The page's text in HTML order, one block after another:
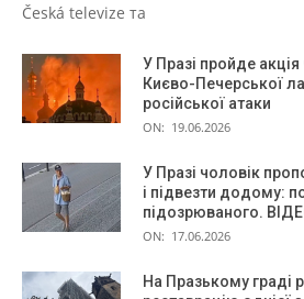
Česká televize та
У Празі пройде
Києво-Печерської
російської атаки
ON: 19.06.2026
У Празі чоловік
і підвезти додому:
підозрюваного.
ON: 17.06.2026
На Празькому граді